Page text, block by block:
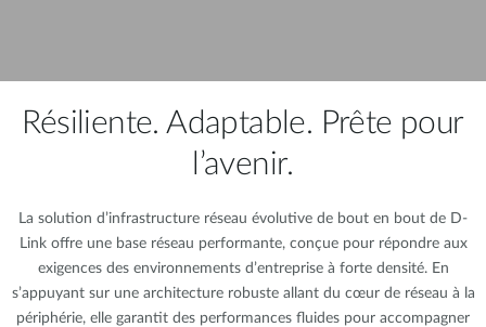
Résiliente. Adaptable. Prête pour
l’avenir.
La solution d’infrastructure réseau évolutive de bout en bout de D-
Link offre une base réseau performante, conçue pour répondre aux
exigences des environnements d’entreprise à forte densité. En
s’appuyant sur une architecture robuste allant du cœur de réseau à la
périphérie, elle garantit des performances fluides pour accompagner